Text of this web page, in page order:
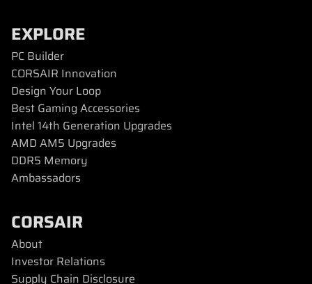
EXPLORE
PC Builder
CORSAIR Innovation
Design Your Loop
Best Gaming Accessories
Intel 14th Generation Upgrades
AMD AM5 Upgrades
DDR5 Memory
Ambassadors
CORSAIR
About
Investor Relations
Supply Chain Disclosure